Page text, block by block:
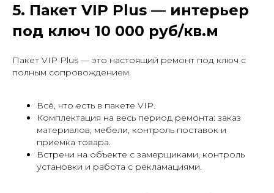
5. Пакет VIP Plus — интерьер
под ключ 10 000 руб/кв.м
Пакет VIP Plus — это настоящий ремонт под ключ с
полным сопровождением.
Всё, что есть в пакете VIP.
Комплектация на весь период ремонта: заказ
материалов, мебели, контроль поставок и
приемка товара.
Встречи на объекте с замерщиками, контроль
установки и работа с рекламациями.